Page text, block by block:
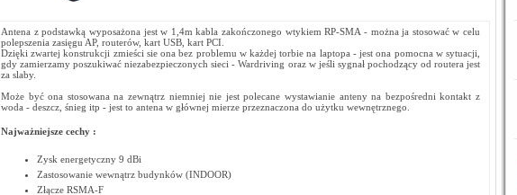
Antena z podstawką wyposażona jest w 1,4m kabla zakończonego wtykiem RP-SMA - można ja stosować w celu
polepszenia zasięgu AP, routerów, kart USB, kart PCI.
Dzięki zwartej konstrukcji zmieści sie ona bez problemu w każdej torbie na laptopa - jest ona pomocna w sytuacji,
gdy zamierzamy poszukiwać niezabezpieczonych sieci - Wardriving oraz w jeśli sygnał pochodzący od routera jest
za slaby.
Może być ona stosowana na zewnątrz niemniej nie jest polecane wystawianie anteny na bezpośredni kontakt z
woda - deszcz, śnieg itp - jest to antena w głównej mierze przeznaczona do użytku wewnętrznego.
Najważniejsze cechy :
Zysk energetyczny 9 dBi
Zastosowanie wewnątrz budynków (INDOOR)
Złącze RSMA-F